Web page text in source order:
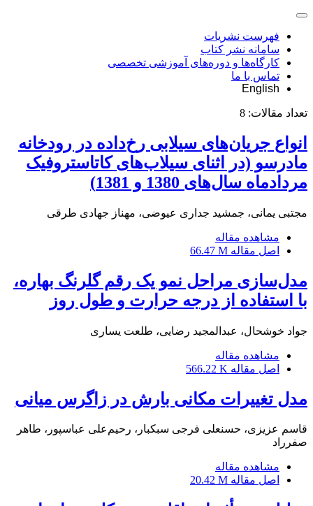
فهرست نشریات
سامانه نشر کتاب
کارگاه‌ها و دوره‌های آموزشی تخصصی
تماس با ما
English
تعداد مقالات: 8
انواع جریان‌های سیلابی رخ‌داده در رودخانه
مادرسو (در اثنای سیلاب‌های کاتاستروفیک
مرداد‌ماه سال‌های 1380 و 1381)
مجتبی یمانی، جمشید جداری عیوضی، مهناز جهادی طرقی
مشاهده مقاله
اصل مقاله 66.47 M
مدل‌سازی مراحل نمو یک رقم گلرنگ بهاره،
با استفاده از درجه حرارت و طول روز
جواد خوشحال، عبدالمجید رضایی، طلعت یساری
مشاهده مقاله
اصل مقاله 566.22 K
مدل تغییرات مکانی بارش در زاگرس میانی
قاسم عزیزی، حسنعلی فرجی سبکبار، رحیم‌علی عباسپور، طاهر
صفرراد
مشاهده مقاله
اصل مقاله 20.42 M